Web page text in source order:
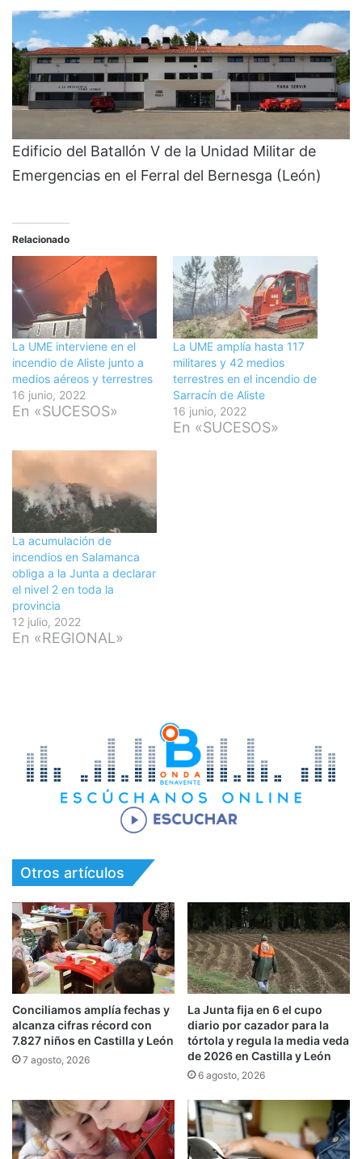
Edificio del Batallón V de la Unidad Militar de
Emergencias en el Ferral del Bernesga (León)
Relacionado
La UME interviene en el
incendio de Aliste junto a
medios aéreos y terrestres
16 junio, 2022
En «SUCESOS»
La UME amplía hasta 117
militares y 42 medios
terrestres en el incendio de
Sarracín de Aliste
16 junio, 2022
En «SUCESOS»
La acumulación de
incendios en Salamanca
obliga a la Junta a declarar
el nivel 2 en toda la
provincia
12 julio, 2022
En «REGIONAL»
Otros artículos
Conciliamos amplía fechas y
alcanza cifras récord con
7.827 niños en Castilla y León
7 agosto, 2026
La Junta fija en 6 el cupo
diario por cazador para la
tórtola y regula la media veda
de 2026 en Castilla y León
6 agosto, 2026